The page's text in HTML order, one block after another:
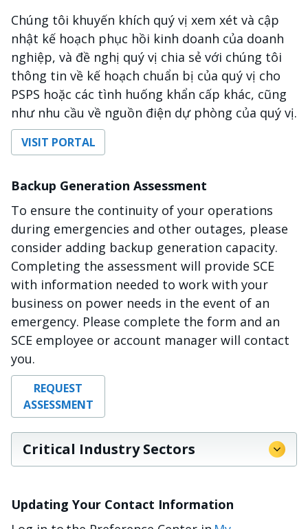
Chúng tôi khuyến khích quý vị xem xét và cập
nhật kế hoạch phục hồi kinh doanh của doanh
nghiệp, và đề nghị quý vị chia sẻ với chúng tôi
thông tin về kế hoạch chuẩn bị của quý vị cho
PSPS hoặc các tình huống khẩn cấp khác, cũng
như nhu cầu về nguồn điện dự phòng của quý vị.
VISIT PORTAL
Backup Generation Assessment
To ensure the continuity of your operations
during emergencies and other outages, please
consider adding backup generation capacity.
Completing the assessment will provide SCE
with information needed to work with your
business on power needs in the event of an
emergency. Please complete the form and an
SCE employee or account manager will contact
you.
REQUEST
ASSESSMENT
Critical Industry Sectors
Updating Your Contact Information